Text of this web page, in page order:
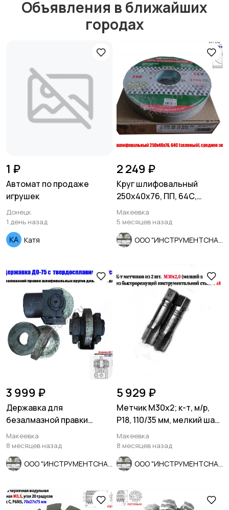
Объявления в ближайших
городах
1 ₽
Автомат по продаже
игрушек
Донецк
1 день назад
Катя
2 249 ₽
Круг шлифовальный
250х40х76, ПП, 64С,
зеленый, K7 V35, среднее
зерно.
Макеевка
5 месяцев назад
3 999 ₽
Державка для
безалмазной правки
шлифовальных кругов
ДО-75 с кругом.
Макеевка
8 месяцев назад
5 929 ₽
Метчик М30х2; к-т, м/р,
Р18, 110/35 мм, мелкий шаг,
шлиф, в/зав, СССР
Макеевка
8 месяцев назад